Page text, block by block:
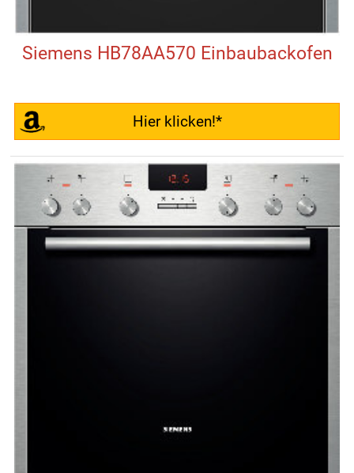
Siemens HB78AA570 Einbaubackofen
Hier klicken!*